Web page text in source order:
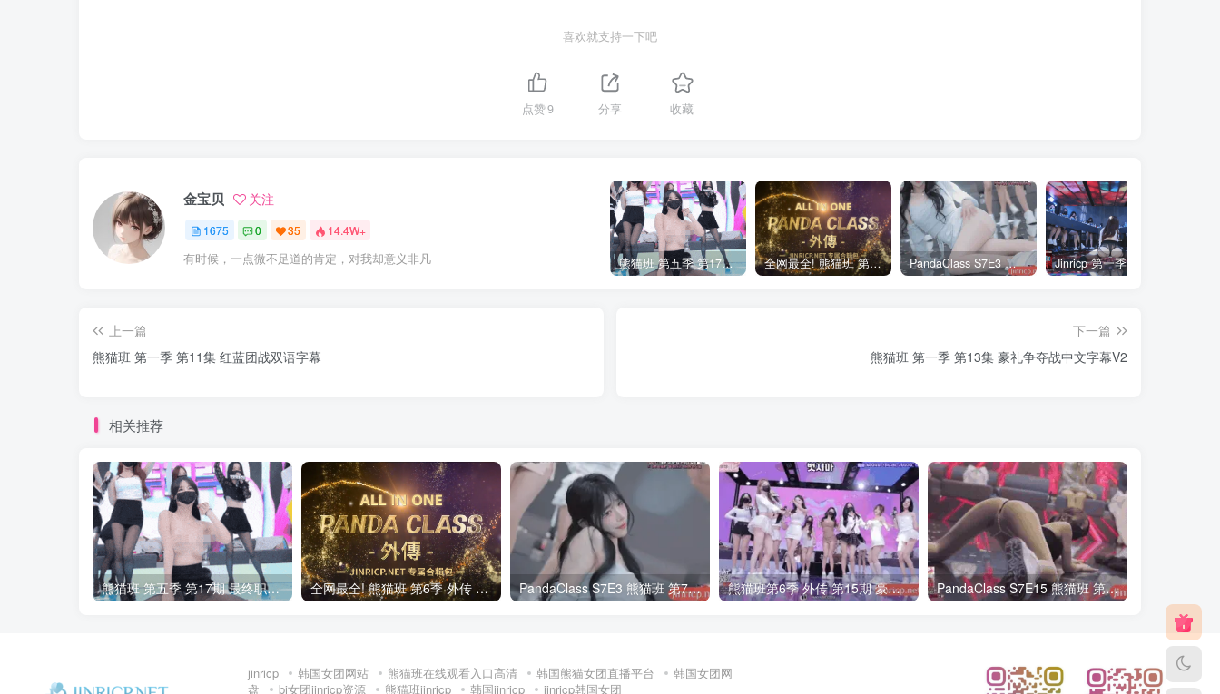
喜欢就支持一下吧
点赞9 分享 收藏
金宝贝 关注
1675 0 35 14.4W+
有时候，一点微不足道的肯定，对我却意义非凡 熊猫班 第五季 第17期 最终职级赛&完结 全网最全! 熊猫班 第6季 外传 SpinOff 全集 All in one 合集版 中英韩简繁字幕外挂版 PandaClass S7E3 熊猫班 第7季 第3期 二十一点日 中英韩简繁字幕
上一篇
熊猫班 第一季 第11集 红蓝团战双语字幕
下一篇
熊猫班 第一季 第13集 豪礼争夺战中文字幕V2
相关推荐
熊猫班 第五季 第17期 最终职级赛&完结 全网最全! 熊猫班 第6季 外传 SpinOff 全集 All in one 合集版 中英韩简繁字幕外挂版 PandaClass S7E3 熊猫班 第7季 第3期 二十一点日 中英韩简繁字幕 熊猫班第6季 外传 第15期 豪礼日&完结 中英韩简繁字幕 PandaClass S7E15 熊猫班 第7季 第15期 俄罗斯轮盘 中英韩简繁字幕
jinricp 韩国女团网站 熊猫班在线观看入口高清 韩国熊猫女团直播平台
韩国女团网
盘
bj女团jinricp资源 熊猫班jinricp 韩国jinricp jinricp韩国女团